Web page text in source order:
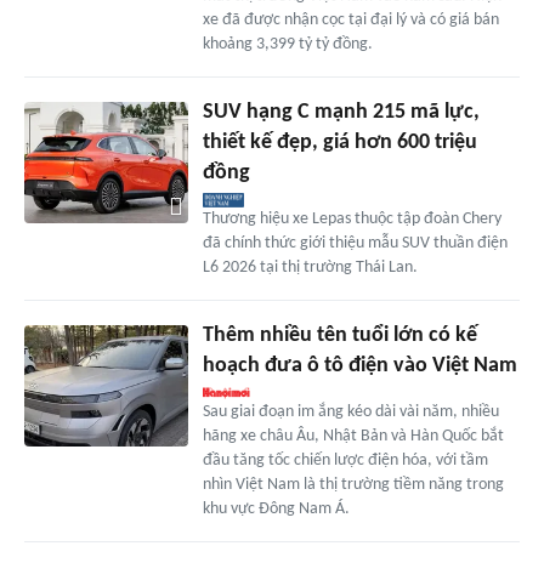
xe đã được nhận cọc tại đại lý và có giá bán
khoảng 3,399 tỷ tỷ đồng.
SUV hạng C mạnh 215 mã lực,
thiết kế đẹp, giá hơn 600 triệu
đồng
Thương hiệu xe Lepas thuộc tập đoàn Chery
đã chính thức giới thiệu mẫu SUV thuần điện
L6 2026 tại thị trường Thái Lan.
Thêm nhiều tên tuổi lớn có kế
hoạch đưa ô tô điện vào Việt Nam
Sau giai đoạn im ắng kéo dài vài năm, nhiều
hãng xe châu Âu, Nhật Bản và Hàn Quốc bắt
đầu tăng tốc chiến lược điện hóa, với tầm
nhìn Việt Nam là thị trường tiềm năng trong
khu vực Đông Nam Á.